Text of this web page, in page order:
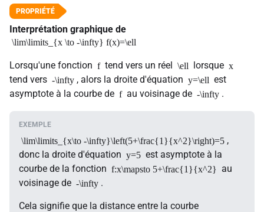
Interprétation graphique de
\lim\limits_{x \to -\infty} f(x)=\ell
Lorsqu'une fonction f tend vers un réel \ell lorsque x
tend vers -\infty , alors la droite d'équation y=\ell est
asymptote à la courbe de f au voisinage de -\infty .
\lim\limits_{x\to -\infty}\left(5+\frac{1}{x^2}\right)=5 ,
donc la droite d'équation y=5 est asymptote à la
courbe de la fonction f:x\mapsto 5+\frac{1}{x^2} au
voisinage de -\infty .
Cela signifie que la distance entre la courbe